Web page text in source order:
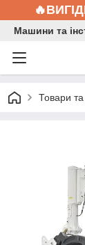
Машини та
Товари та